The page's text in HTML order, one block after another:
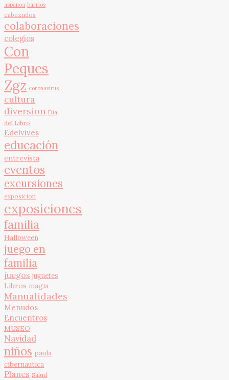
aspanoa barrios
cabezudos
colaboraciones
colegios
Con
Peques
Zgz coronavirus
cultura
diversion Día
del Libro
Edelvives
educación
entrevista
eventos
excursiones
exposicion
exposiciones
familia
Halloween
juego en
familia
juegos juguetes
Libros magia
Manualidades
Menudos
Encuentros
MUSEO
Navidad
niños paula
cibernautica
Planes Salud